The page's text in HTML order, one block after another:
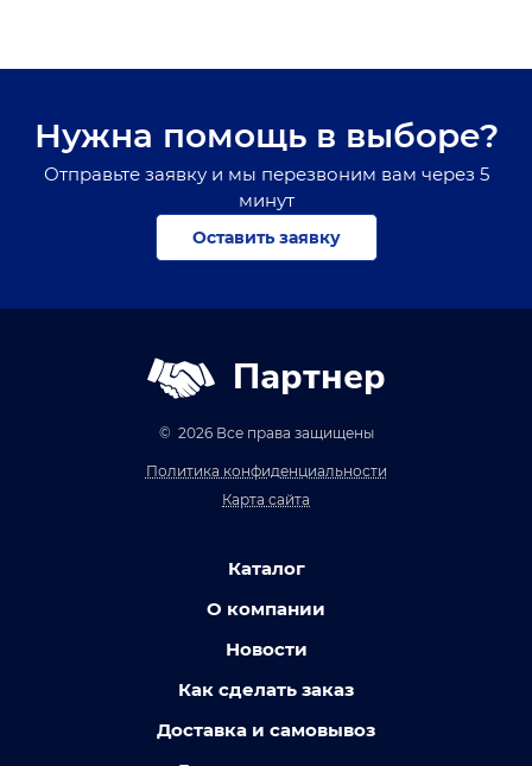
Нужна помощь в выборе?
Отправьте заявку и мы перезвоним вам через 5
минут
Оставить заявку
Партнер
© 2026 Все права защищены
Политика конфиденциальности
Карта сайта
Каталог
О компании
Новости
Как сделать заказ
Доставка и самовывоз